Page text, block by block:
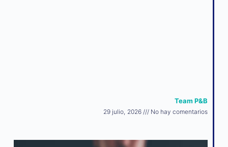
Team P&B
29 julio, 2026 No hay comentarios